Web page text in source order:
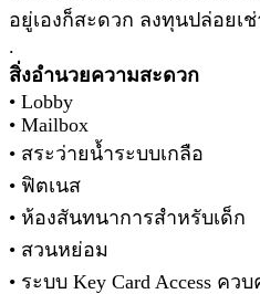
อยู่เองก็สะดวก ลงทุนปล่อยเ
.
สิ่งอำนวยความสะดวก
• Lobby
• Mailbox
• สระว่ายน้ำระบบเกลือ
• ฟิตเนส
• ห้องสันทนาการสำหรับเด็ก
• สวนหย่อม
• ระบบ Key Card Access คว